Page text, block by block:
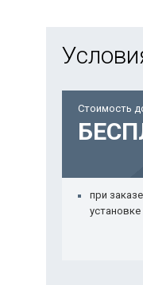
Стоимость
при
установке